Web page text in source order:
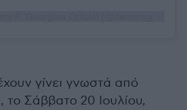
γίνει γνωστά από
το Σάββατο 20 Ιουλίου,